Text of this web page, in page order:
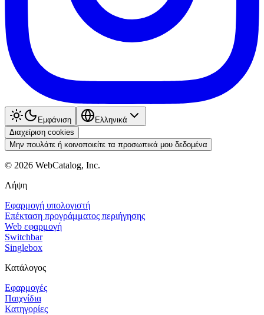
Εμφάνιση
Ελληνικά
Διαχείριση cookies
Μην πουλάτε ή κοινοποιείτε τα προσωπικά μου δεδομένα
© 2026 WebCatalog, Inc.
Λήψη
Εφαρμογή υπολογιστή
Επέκταση προγράμματος περιήγησης
Web εφαρμογή
Switchbar
Singlebox
Κατάλογος
Εφαρμογές
Παιχνίδια
Κατηγορίες